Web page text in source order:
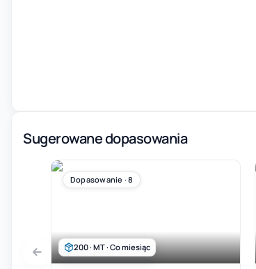
Sugerowane dopasowania
200 · MT · Co miesiąc
Dopasowanie · 8